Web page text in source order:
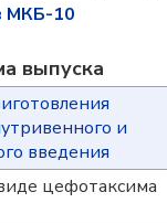
МКБ-10
выпускa
и
введения
цефотаксима